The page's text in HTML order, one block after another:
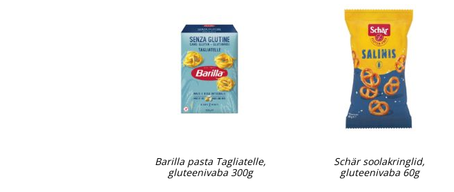
Barilla pasta Tagliatelle,
gluteenivaba 300g
Schär soolakringlid,
gluteenivaba 60g